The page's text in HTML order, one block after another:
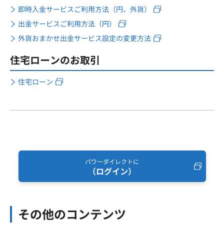
即時入金サービスご利用方法（円、外貨）
出金サービスご利用方法（円）
外貨おまかせ出金サービス設定の変更方法
住宅ローンのお取引
住宅ローン
パワーダイレクトに
（ログイン）
その他のコンテンツ